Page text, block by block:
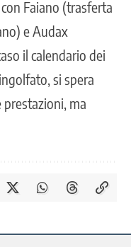
Faiano (trasferta
e Audax
il calendario dei
si spera
prestazioni, ma